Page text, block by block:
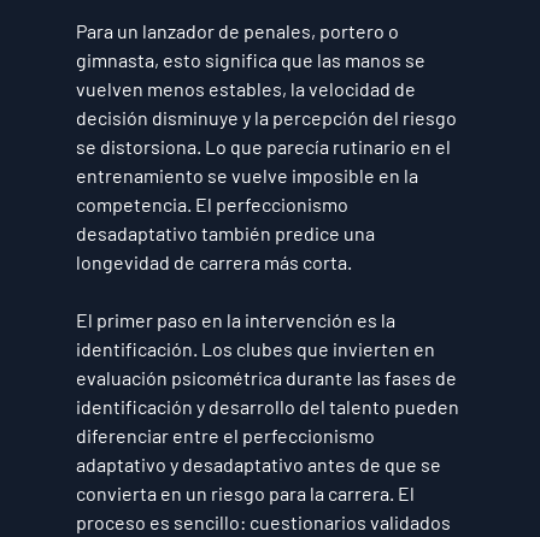
Para un lanzador de penales, portero o
gimnasta, esto significa que las manos se
vuelven menos estables, la velocidad de
decisión disminuye y la percepción del riesgo
se distorsiona. Lo que parecía rutinario en el
entrenamiento se vuelve imposible en la
competencia. El perfeccionismo
desadaptativo también predice una
longevidad de carrera más corta.
El primer paso en la intervención es la
identificación. Los clubes que invierten en
evaluación psicométrica durante las fases de
identificación y desarrollo del talento pueden
diferenciar entre el perfeccionismo
adaptativo y desadaptativo antes de que se
convierta en un riesgo para la carrera. El
proceso es sencillo: cuestionarios validados